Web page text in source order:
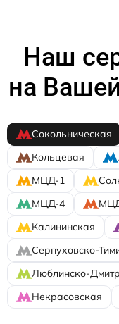
Наш
на
Сокольническая
Кольцевая
МЦД-1
МЦД-4
Калининская
Серпуховско-
Люблинско-
Некрасовская